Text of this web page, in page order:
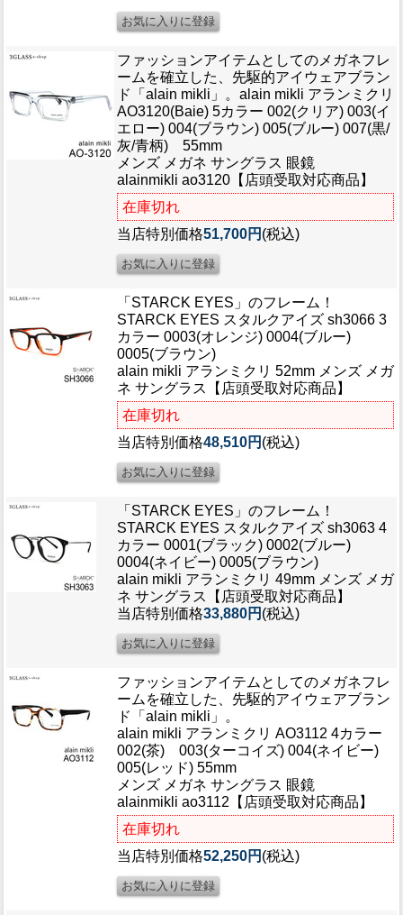
ファッションアイテムとしてのメガネフレ
ームを確立した、先駆的アイウェアブラン
ド「alain mikli」。 alain mikli アランミクリ
AO3120(Baie) 5カラー 002(クリア) 003(イ
エロー) 004(ブラウン) 005(ブルー) 007(黒/
灰/青柄) 55mm
メンズ メガネ サングラス 眼鏡
alainmikli ao3120【店頭受取対応商品】
在庫切れ
当店特別価格51,700円 (税込)
「STARCK EYES」のフレーム！
STARCK EYES スタルクアイズ sh3066 3
カラー 0003(オレンジ) 0004(ブルー)
0005(ブラウン)
alain mikli アランミクリ 52mm メンズ メガ
ネ サングラス【店頭受取対応商品】
在庫切れ
当店特別価格48,510円 (税込)
「STARCK EYES」のフレーム！
STARCK EYES スタルクアイズ sh3063 4
カラー 0001(ブラック) 0002(ブルー)
0004(ネイビー) 0005(ブラウン)
alain mikli アランミクリ 49mm メンズ メガ
ネ サングラス【店頭受取対応商品】
当店特別価格33,880円 (税込)
ファッションアイテムとしてのメガネフレ
ームを確立した、先駆的アイウェアブラン
ド「alain mikli」。
alain mikli アランミクリ AO3112 4カラー
002(茶) 003(ターコイズ) 004(ネイビー)
005(レッド) 55mm
メンズ メガネ サングラス 眼鏡
alainmikli ao3112【店頭受取対応商品】
在庫切れ
当店特別価格52,250円 (税込)